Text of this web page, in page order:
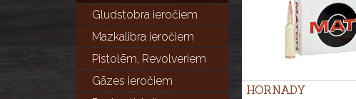
Gludstobra ieročiem
Mazkalibra ieročiem
Pistolēm, Revolveriem
Gāzes ieročiem
HORNADY